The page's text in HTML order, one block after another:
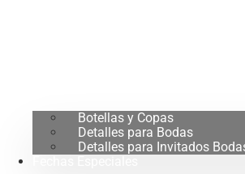
Botellas y Copas
Detalles para Bodas
Detalles para Invitados